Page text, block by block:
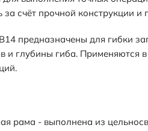
за счёт прочной конструкции
предназначены для гибки
и глубины гиба. Применяются
рама - выполнена из